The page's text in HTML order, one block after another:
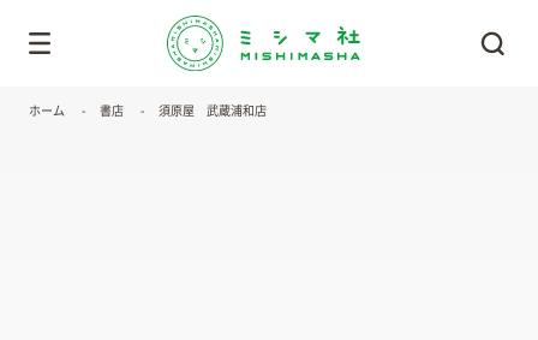
ホーム 書店 須原屋 武蔵浦和店